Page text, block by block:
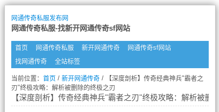
网通传奇私服发布网
网通传奇私服-找新开网通传奇sf网站
首页 网通传奇私服 新开网通传奇
网通传奇sf网站
找网通传奇
全站标签
当前位置： 首页/ 新开网通传奇/ 【深度剖析】传奇经典神兵"霸者之
刃"终极攻略：解析被删除的终极之刃
【深度剖析】传奇经典神兵"霸者之刃"终极攻略：解析被删